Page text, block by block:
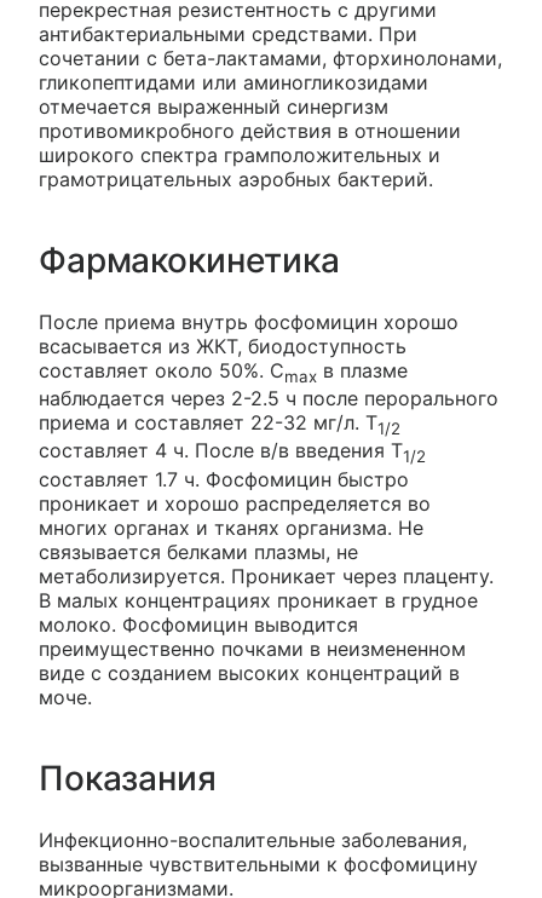
перекрестная резистентность с другими
антибактериальными средствами. При
сочетании с бета-лактамами, фторхинолонами,
гликопептидами или аминогликозидами
отмечается выраженный синергизм
противомикробного действия в отношении
широкого спектра грамположительных и
грамотрицательных аэробных бактерий.
Фармакокинетика
После приема внутрь фосфомицин хорошо
всасывается из ЖКТ, биодоступность
составляет около 50%. Cmax в плазме
наблюдается через 2-2.5 ч после перорального
приема и составляет 22-32 мг/л. T1/2
составляет 4 ч. После в/в введения T1/2
составляет 1.7 ч. Фосфомицин быстро
проникает и хорошо распределяется во
многих органах и тканях организма. Не
связывается белками плазмы, не
метаболизируется. Проникает через плаценту.
В малых концентрациях проникает в грудное
молоко. Фосфомицин выводится
преимущественно почками в неизмененном
виде с созданием высоких концентраций в
моче.
Показания
Инфекционно-воспалительные заболевания,
вызванные чувствительными к фосфомицину
микроорганизмами.